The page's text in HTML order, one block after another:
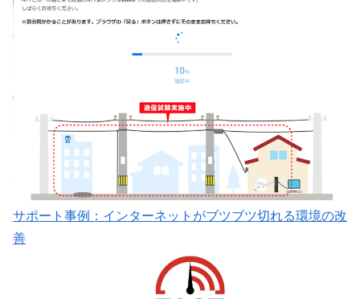
サポート事例：インターネットがブツブツ切れる環境の改
善